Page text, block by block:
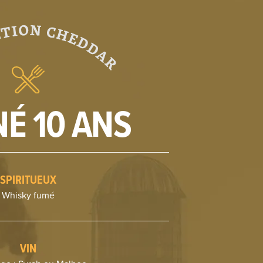
10 ANS
SPIRITUEUX
Whisky fumé
VIN